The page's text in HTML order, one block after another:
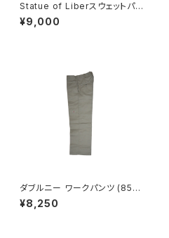
Statue of Liberスウェットパン
ツ【CROSSJAM】
¥9,000
ダブルニー ワークパンツ (85-2
83) 【DICKIES】
¥8,250